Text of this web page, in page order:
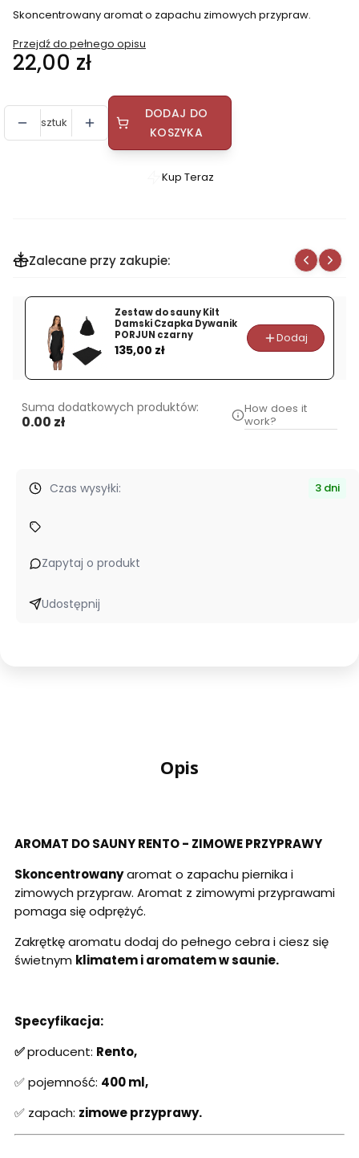
Skoncentrowany aromat o zapachu zimowych przypraw.
Przejdź do pełnego opisu
Cena
22,00 zł
sztuk
DODAJ DO
KOSZYKA
Szybki
sauny
RENTO
ZIMOWE
400ml
Kup Teraz
Zalecane przy zakupie:
Zestaw do sauny Kilt
Damski Czapka Dywanik
PORJUN czarny
Cena
135,00 zł
Dodaj
Suma dodatkowych produktów:
0.00 zł
How does it
work?
Czas wysyłki: 3 dni
Zapytaj o produkt
Udostępnij
Opis
AROMAT DO SAUNY RENTO - ZIMOWE PRZYPRAWY
Skoncentrowanyaromat o zapachu piernika i
zimowych przypraw. Aromat z zimowymi przyprawami
pomaga się odprężyć.
Zakrętkę aromatu dodaj do pełnego cebra i ciesz się
świetnym klimatem i aromatem w saunie.
Specyfikacja:
✅producent: Rento,
✅ pojemność: 400 ml,
✅ zapach: zimowe przyprawy.